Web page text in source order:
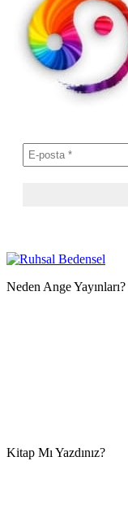
Neden Ange Yayınları?
Kitap Mı Yazdınız?